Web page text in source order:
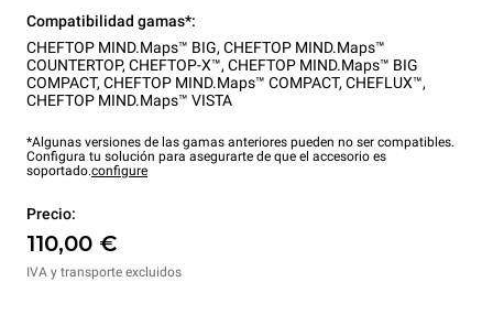
Compatibilidad gamas*:
CHEFTOP MIND.Maps™ BIG, CHEFTOP MIND.Maps™
COUNTERTOP, CHEFTOP-X™, CHEFTOP MIND.Maps™ BIG
COMPACT, CHEFTOP MIND.Maps™ COMPACT, CHEFLUX™,
CHEFTOP MIND.Maps™ VISTA
*Algunas versiones de las gamas anteriores pueden no ser compatibles.
Configura tu solución para asegurarte de que el accesorio es
soportado.configure
Precio:
110,00 €
IVA y transporte excluidos